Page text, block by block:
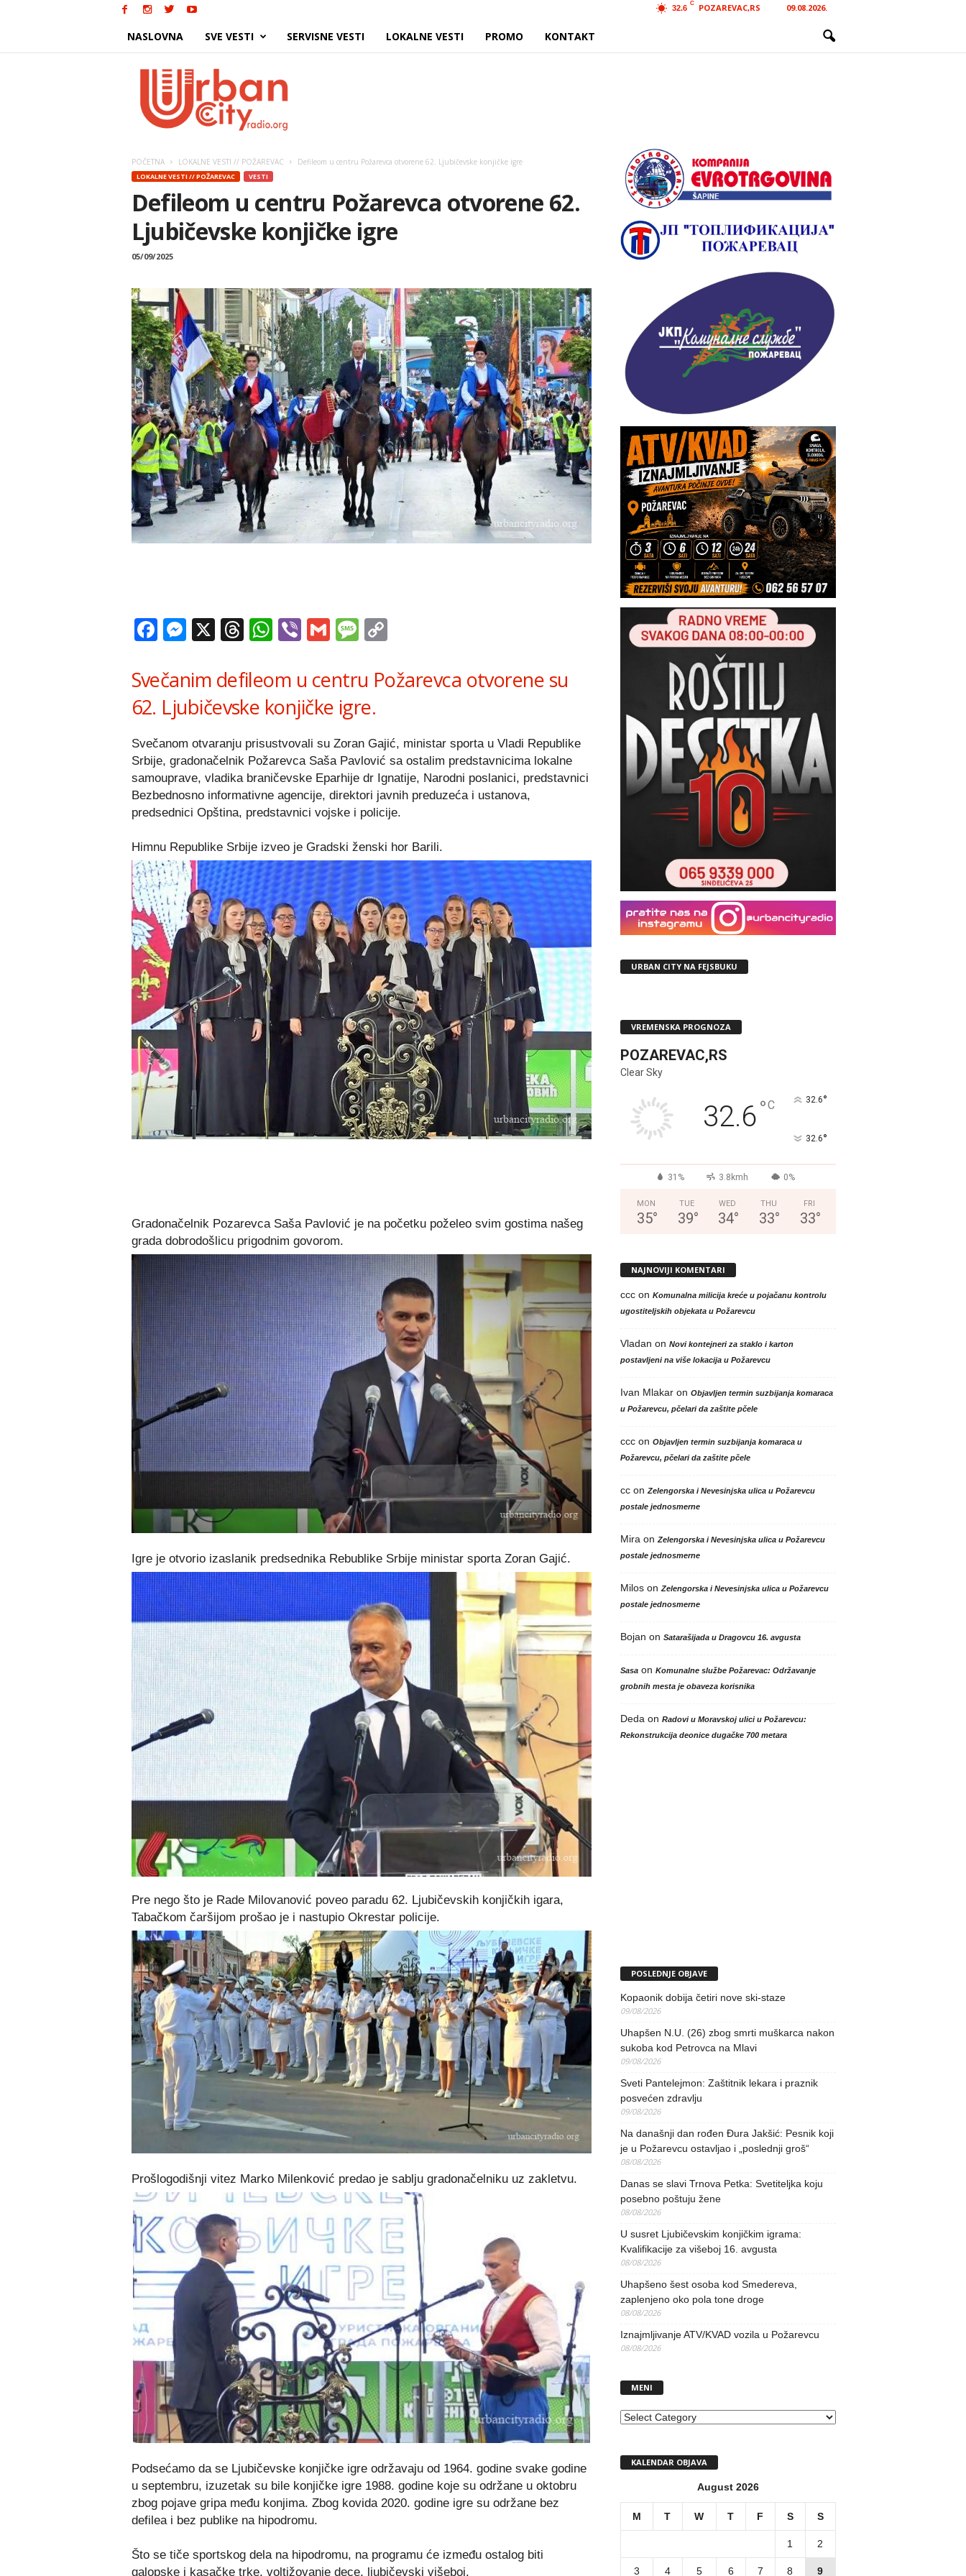
32.6
C POZAREVAC,RS 09.08.2026.
NASLOVNA SVE VESTI SERVISNE VESTI LOKALNE VESTI PROMO KONTAKT
POČETNA LOKALNE VESTI // POŽAREVAC Defileom u centru Požarevca otvorene 62. Ljubičevske konjičke igre
LOKALNE VESTI // POŽAREVAC VESTI
Defileom u centru Požarevca otvorene 62.
Ljubičevske konjičke igre
05/09/2025
Facebook
Messenger
X Threads
WhatsApp
ViberGmailMessage
Svečanim defileom u centru Požarevca otvorene su
62. Ljubičevske konjičke igre.
Svečanom otvaranju prisustvovali su Zoran Gajić, ministar sporta u Vladi Republike
Srbije, gradonačelnik Požarevca Saša Pavlović sa ostalim predstavnicima lokalne
samouprave, vladika braničevske Eparhije dr Ignatije, Narodni poslanici, predstavnici
Bezbednosno informativne agencije, direktori javnih preduzeća i ustanova,
predsednici Opština, predstavnici vojske i policije.
Himnu Republike Srbije izveo je Gradski ženski hor Barili.
Gradonačelnik Pozarevca Saša Pavlović je na početku poželeo svim gostima našeg
grada dobrodošlicu prigodnim govorom.
Igre je otvorio izaslanik predsednika Rebublike Srbije ministar sporta Zoran Gajić.
Pre nego što je Rade Milovanović poveo paradu 62. Ljubičevskih konjičkih igara,
Tabačkom čaršijom prošao je i nastupio Okrestar policije.
Prošlogodišnji vitez Marko Milenković predao je sablju gradonačelniku uz zakletvu.
Podsećamo da se Ljubičevske konjičke igre održavaju od 1964. godine svake godine
u septembru, izuzetak su bile konjičke igre 1988. godine koje su održane u oktobru
zbog pojave gripa među konjima. Zbog kovida 2020. godine igre su održane bez
defilea i bez publike na hipodromu.
Što se tiče sportskog dela na hipodromu, na programu će između ostalog biti
galopske i kasačke trke, voltižovanje dece, ljubičevski višeboj.
URBAN CITY NA FEJSBUKU
VREMENSKA PROGNOZA
POZAREVAC,RS
Clear Sky
32.6°C 32.6°
32.6°
31% 3.8kmh 0%
MON
35°
TUE
39°
WED
34°
THU
33°
FRI
33°
NAJNOVIJI KOMENTARI
cccon Komunalna milicija kreće u pojačanu kontrolu
ugostiteljskih objekata u Požarevcu
Vladan on Novi kontejneri za staklo i karton
postavljeni na više lokacija u Požarevcu
Ivan Mlakaron Objavljen termin suzbijanja komaraca
u Požarevcu, pčelari da zaštite pčele
cccon Objavljen termin suzbijanja komaraca u
Požarevcu, pčelari da zaštite pčele
ccon Zelengorska i Nevesinjska ulica u Požarevcu
postale jednosmerne
Mira on Zelengorska i Nevesinjska ulica u Požarevcu
postale jednosmerne
Miloson Zelengorska i Nevesinjska ulica u Požarevcu
postale jednosmerne
Bojan on Satarašijada u Dragovcu 16. avgusta
Sasaon Komunalne službe Požarevac: Održavanje
grobnih mesta je obaveza korisnika
Deda on Radovi u Moravskoj ulici u Požarevcu:
Rekonstrukcija deonice dugačke 700 metara
POSLEDNJE OBJAVE
Kopaonik dobija četiri nove ski-staze
09/08/2026
Uhapšen N.U. (26) zbog smrti muškarca nakon
sukoba kod Petrovca na Mlavi
09/08/2026
Sveti Pantelejmon: Zaštitnik lekara i praznik
posvećen zdravlju
09/08/2026
Na današnji dan rođen Đura Jakšić: Pesnik koji
je u Požarevcu ostavljao i „poslednji groš“
08/08/2026
Danas se slavi Trnova Petka: Svetiteljka koju
posebno poštuju žene
08/08/2026
U susret Ljubičevskim konjičkim igrama:
Kvalifikacije za višeboj 16. avgusta
08/08/2026
Uhapšeno šest osoba kod Smedereva,
zaplenjeno oko pola tone droge
08/08/2026
Iznajmljivanje ATV/KVAD vozila u Požarevcu
08/08/2026
MENI
MENI
KALENDAR OBJAVA
August 2026
M T W T F S S
1 2
3 4 5 6 7 8 9